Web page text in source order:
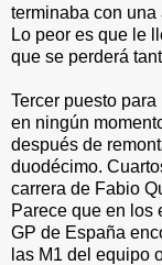
terminaba con una
Lo peor es que le
que se perderá
Tercer puesto para
en ningún
después de
duodécimo.
carrera de Fabio
Parece que en los
GP de España
las M1 del equipo